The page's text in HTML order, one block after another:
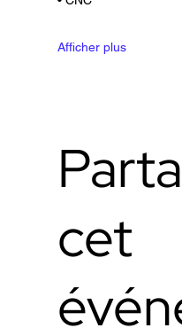
Afficher plus
cet